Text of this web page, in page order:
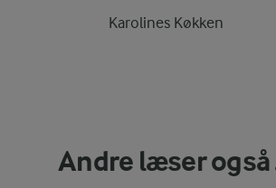
Karolines Køkken
Andre læser også